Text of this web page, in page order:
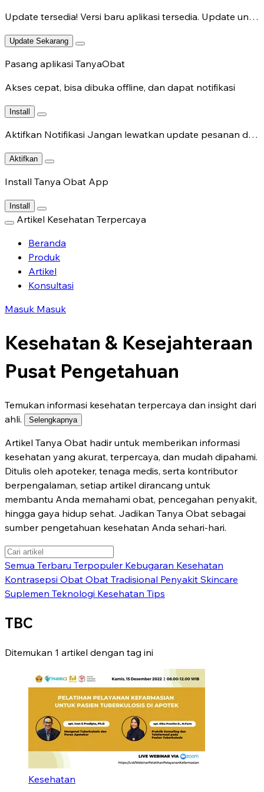
Update tersedia! Versi baru aplikasi tersedia. Update untuk fitur terbaru.
Update Sekarang
Pasang aplikasi TanyaObat
Akses cepat, bisa dibuka offline, dan dapat notifikasi
Install
Aktifkan Notifikasi Jangan lewatkan update pesanan dan chat dokter.
Aktifkan
Install Tanya Obat App
Install
Artikel Kesehatan Terpercaya
Beranda
Produk
Artikel
Konsultasi
Masuk Masuk
Kesehatan & Kesejahteraan
Pusat Pengetahuan
Temukan informasi kesehatan terpercaya dan insight dari
ahli.
Selengkapnya
Artikel Tanya Obat hadir untuk memberikan informasi
kesehatan yang akurat, terpercaya, dan mudah dipahami.
Ditulis oleh apoteker, tenaga medis, serta kontributor
berpengalaman, setiap artikel dirancang untuk
membantu Anda memahami obat, pencegahan penyakit,
hingga gaya hidup sehat. Jadikan Tanya Obat sebagai
sumber pengetahuan kesehatan Anda sehari-hari.
Semua Terbaru Terpopuler Kebugaran Kesehatan
Kontrasepsi Obat Obat Tradisional Penyakit Skincare
Suplemen Teknologi Kesehatan Tips
TBC
Ditemukan 1 artikel dengan tag ini
Kesehatan